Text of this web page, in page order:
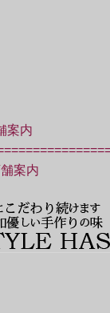
案内
案内